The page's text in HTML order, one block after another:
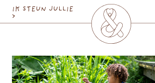
MaatschapWij
IK STEUN JULLIE
>